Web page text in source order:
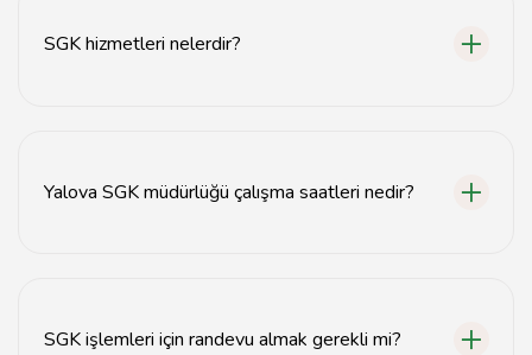
SGK hizmetleri nelerdir?
Yalova SGK müdürlüğü çalışma saatleri nedir?
SGK işlemleri için randevu almak gerekli mi?